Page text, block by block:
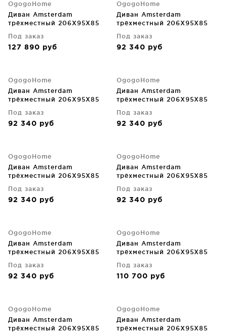
OgogoHome
Диван Amsterdam
трёхместный 206X95X85
Под заказ
127 890 руб
OgogoHome
Диван Amsterdam
трёхместный 206X95X85
Под заказ
92 340 руб
OgogoHome
Диван Amsterdam
трёхместный 206X95X85
Под заказ
92 340 руб
OgogoHome
Диван Amsterdam
трёхместный 206X95X85
Под заказ
92 340 руб
OgogoHome
Диван Amsterdam
трёхместный 206X95X85
Под заказ
92 340 руб
OgogoHome
Диван Amsterdam
трёхместный 206X95X85
Под заказ
92 340 руб
OgogoHome
Диван Amsterdam
трёхместный 206X95X85
Под заказ
92 340 руб
OgogoHome
Диван Amsterdam
трёхместный 206X95X85
Под заказ
110 700 руб
OgogoHome
Диван Amsterdam
трёхместный 206X95X85
OgogoHome
Диван Amsterdam
трёхместный 206X95X85